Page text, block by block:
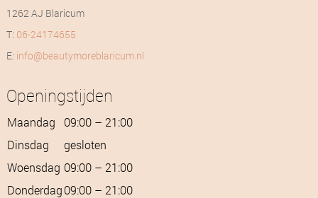
1262 AJ Blaricum
T: 06-24174655
E: info@beautymoreblaricum.nl
Openingstijden
Maandag
09:00 – 21:00
Dinsdag
gesloten
Woensdag 09:00 – 21:00
Donderdag09:00 – 21:00